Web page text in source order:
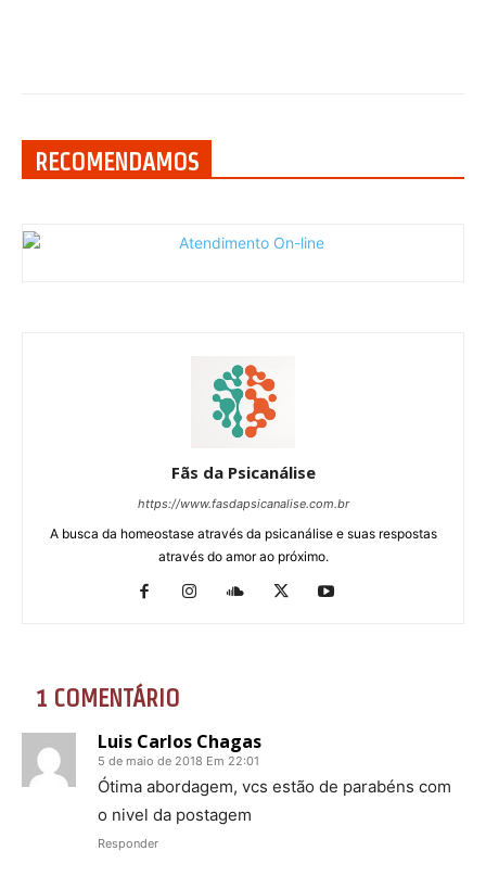
RECOMENDAMOS
Fãs da Psicanálise
https://www.fasdapsicanalise.com.br
A busca da homeostase através da psicanálise e suas respostas
através do amor ao próximo.
1 COMENTÁRIO
Luis Carlos Chagas
5 de maio de 2018 Em 22:01
Ótima abordagem, vcs estão de parabéns com
o nivel da postagem
Responder